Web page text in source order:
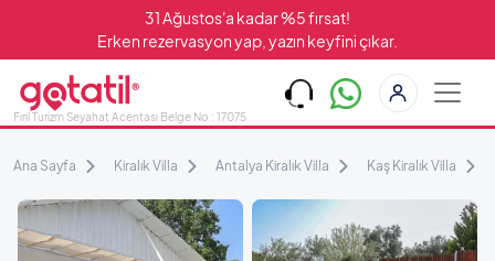
31 Ağustos'a kadar %5 fırsat!
Erken rezervasyon yap, yazın keyfini çıkar.
Fırıl Turizm Seyahat Acentası Belge No : 17075
Ana Sayfa Kiralık Villa Antalya Kiralık Villa Kaş Kiralık Villa